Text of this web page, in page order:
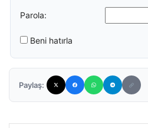
Parola:
Beni hatırla
Paylaş: